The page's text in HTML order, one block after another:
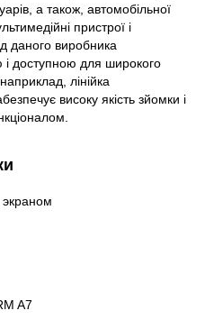
а також, автомобільної
пристрої і
даного виробника
і доступною для широкого
лінійка
високу якість зйомки і
A7